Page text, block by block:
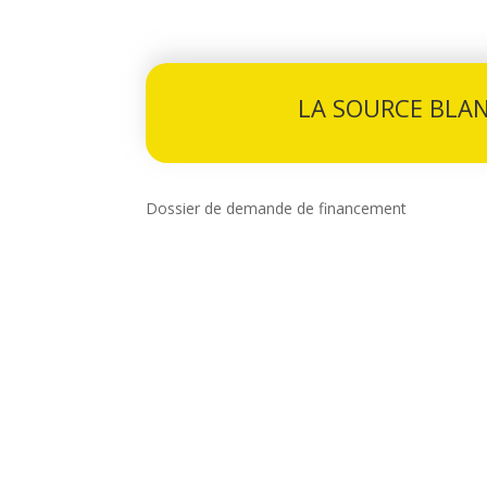
LA SOURCE
Dossier de demande de financement